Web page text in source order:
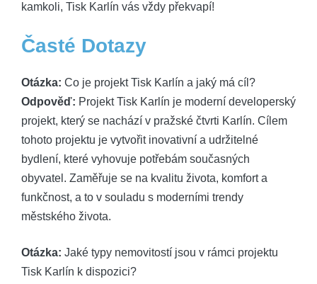
kamkoli, Tisk Karlín vás vždy překvapí!
Časté Dotazy
Otázka: Co je projekt Tisk Karlín a jaký má cíl?
Odpověď: Projekt Tisk Karlín je moderní developerský
projekt, který se nachází v pražské čtvrti Karlín. Cílem
tohoto projektu je vytvořit inovativní a udržitelné
bydlení, které vyhovuje potřebám současných
obyvatel. Zaměřuje se na kvalitu života, komfort a
funkčnost, a to v souladu s moderními trendy
městského života.
Otázka: Jaké typy nemovitostí jsou v rámci projektu
Tisk Karlín k dispozici?